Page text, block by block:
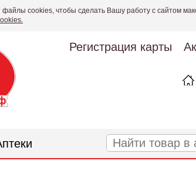
файлы cookies, чтобы сделать Вашу работу с сайтом
Регистрация карты